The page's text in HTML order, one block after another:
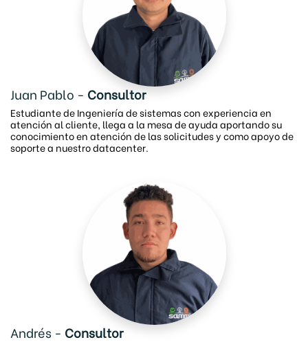
Juan Pablo - Consultor
Estudiante de Ingeniería de sistemas con experiencia en
atención al cliente, llega a la mesa de ayuda aportando su
conocimiento en atención de las solicitudes y como apoyo de
soporte a nuestro datacenter.
Andrés - Consultor